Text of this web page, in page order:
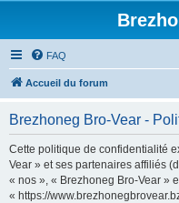
FAQ
Accueil du forum
Brezhoneg Bro-Vear -
Cette politique de confidentialité
Vear » et ses partenaires affiliés
« nos », « Brezhoneg Bro-Vear »
« https://